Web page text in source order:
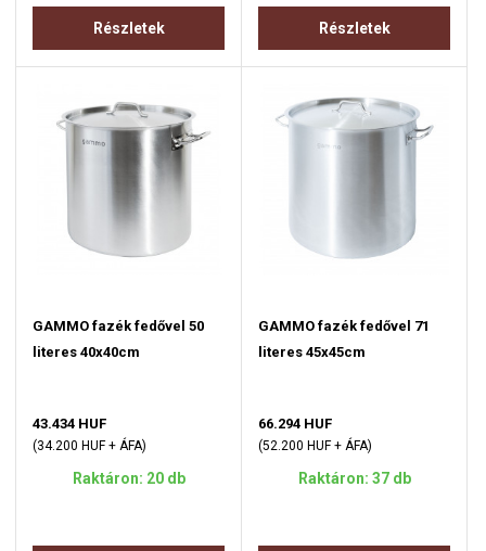
Részletek Részletek
GAMMO fazék fedővel 50
literes 40x40cm
43.434 HUF
(34.200 HUF + ÁFA)
Raktáron: 20 db
GAMMO fazék fedővel 71
literes 45x45cm
66.294 HUF
(52.200 HUF + ÁFA)
Raktáron: 37 db